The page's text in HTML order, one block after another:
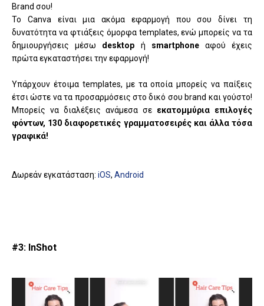
Brand σου!
Το Canva είναι μια ακόμα εφαρμογή που σου δίνει τη
δυνατότητα να φτιάξεις όμορφα templates, ενώ μπορείς να τα
δημιουργήσεις μέσω desktop ή smartphoneαφού έχεις
πρώτα εγκαταστήσει την εφαρμογή!
Υπάρχουν έτοιμα templates, με τα οποία μπορείς να παίξεις
έτσι ώστε να τα προσαρμόσεις στο δικό σου brand και γούστο!
Μπορείς να διαλέξεις ανάμεσα σε εκατομμύρια επιλογές
φόντων, 130 διαφορετικές γραμματοσειρές και άλλα τόσα
γραφικά!
Δωρεάν εγκατάσταση: iOS, Android
#3: InShot